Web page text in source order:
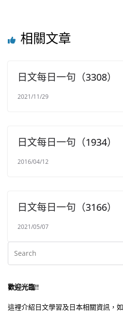
相關文章
日文每日一句（3308）
2021/11/29
日文每日一句（1934）
2016/04/12
日文每日一句（3166）
2021/05/07
歡迎光臨!!
這裡介紹日文學習及日本相關資訊，